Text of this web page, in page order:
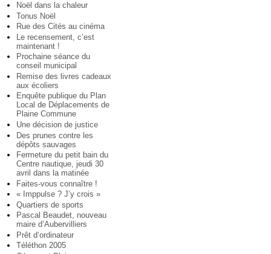
Noël dans la chaleur
Tonus Noël
Rue des Cités au cinéma
Le recensement, c’est
maintenant !
Prochaine séance du
conseil municipal
Remise des livres cadeaux
aux écoliers
Enquête publique du Plan
Local de Déplacements de
Plaine Commune
Une décision de justice
Des prunes contre les
dépôts sauvages
Fermeture du petit bain du
Centre nautique, jeudi 30
avril dans la matinée
Faites-vous connaître !
« Imppulse ? J’y crois »
Quartiers de sports
Pascal Beaudet, nouveau
maire d’Aubervilliers
Prêt d’ordinateur
Téléthon 2005